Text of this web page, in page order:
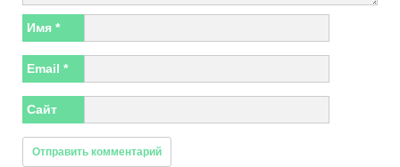
Имя *
Email *
Сайт